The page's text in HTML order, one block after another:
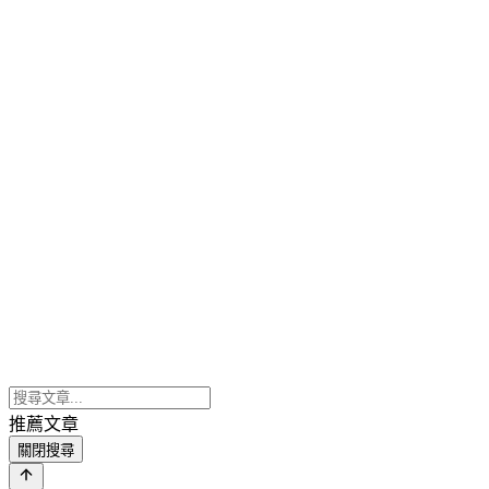
推薦文章
關閉搜尋